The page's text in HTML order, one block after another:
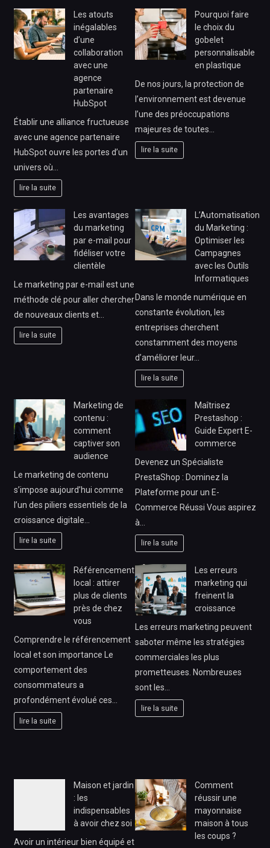
Les atouts
inégalables
d’une
collaboration
avec une
agence
partenaire
HubSpot
Établir une alliance fructueuse
avec une agence partenaire
HubSpot ouvre les portes d’un
univers où…
lire la suite
Pourquoi faire
le choix du
gobelet
personnalisable
en plastique
De nos jours, la protection de
l’environnement est devenue
l’une des préoccupations
majeures de toutes…
lire la suite
Les avantages
du marketing
par e-mail pour
fidéliser votre
clientèle
Le marketing par e-mail est une
méthode clé pour aller chercher
de nouveaux clients et…
lire la suite
L’Automatisation
du Marketing :
Optimiser les
Campagnes
avec les Outils
Informatiques
Dans le monde numérique en
constante évolution, les
entreprises cherchent
constamment des moyens
d’améliorer leur…
lire la suite
Marketing de
contenu :
comment
captiver son
audience
Le marketing de contenu
s’impose aujourd’hui comme
l’un des piliers essentiels de la
croissance digitale…
lire la suite
Maîtrisez
Prestashop :
Guide Expert E-
commerce
Devenez un Spécialiste
PrestaShop : Dominez la
Plateforme pour un E-
Commerce Réussi Vous aspirez
à…
lire la suite
Référencement
local : attirer
plus de clients
près de chez
vous
Comprendre le référencement
local et son importance Le
comportement des
consommateurs a
profondément évolué ces…
lire la suite
Les erreurs
marketing qui
freinent la
croissance
Les erreurs marketing peuvent
saboter même les stratégies
commerciales les plus
prometteuses. Nombreuses
sont les…
lire la suite
Maison et jardin
: les
indispensables
à avoir chez soi
Avoir un intérieur bien équipé et
Comment
réussir une
mayonnaise
maison à tous
les coups ?